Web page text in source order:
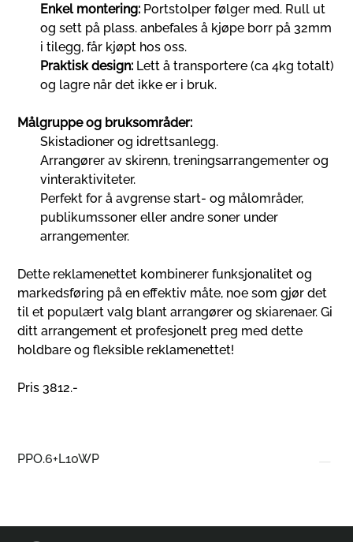
Enkel montering: Portstolper følger med. Rull ut
og sett på plass. anbefales å kjøpe borr på 32mm
i tilegg, får kjøpt hos oss.
Praktisk design: Lett å transportere (ca 4kg totalt)
og lagre når det ikke er i bruk.
Målgruppe og bruksområder:
Skistadioner og idrettsanlegg.
Arrangører av skirenn, treningsarrangementer og
vinteraktiviteter.
Perfekt for å avgrense start- og målområder,
publikumssoner eller andre soner under
arrangementer.
Dette reklamenettet kombinerer funksjonalitet og
markedsføring på en effektiv måte, noe som gjør det
til et populært valg blant arrangører og skiarenaer. Gi
ditt arrangement et profesjonelt preg med dette
holdbare og fleksible reklamenettet!
Pris 3812.-
PPO.6+L10WP